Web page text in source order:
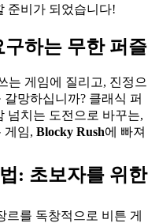
준비가 되었습니다!
하는 무한 퍼즐
는 게임에 질리고, 진정으
갈망하십니까? 클래식 퍼
넘치는 도전으로 바꾸는,
게임, Blocky Rush에 빠져
르를 독창적으로 비튼 게
: 초보자를 위한